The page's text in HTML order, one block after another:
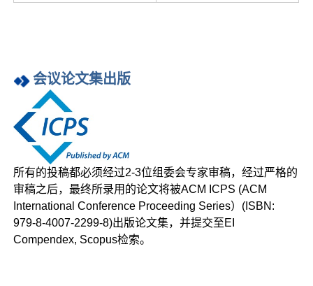
会议论文集出版
所有的投稿都必须经过2-3位组委会专家审稿，经过严格的
审稿之后，最终所录用的论文将被ACM ICPS (ACM
International Conference Proceeding Series）(ISBN:
979-8-4007-2299-8)出版论文集，并提交至EI
Compendex, Scopus检索。